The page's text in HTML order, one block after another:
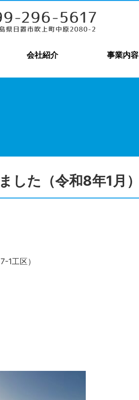
会社紹介 事業内容
した（令和8年1月）
1工区）